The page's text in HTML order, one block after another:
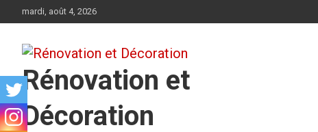
au
mardi, août 4, 2026
Rénovation et
Décoration